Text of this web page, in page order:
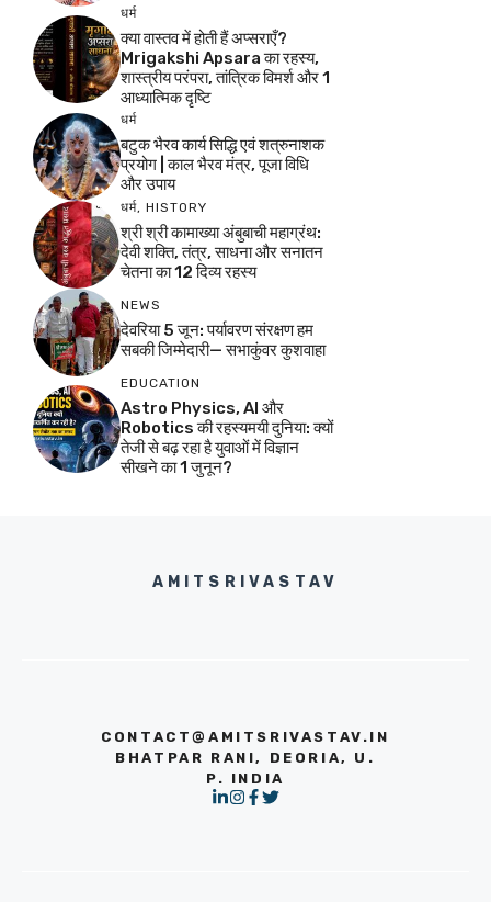
धर्म
क्या वास्तव में होती हैं अप्सराएँ?
Mrigakshi Apsara का रहस्य,
शास्त्रीय परंपरा, तांत्रिक विमर्श और 1
आध्यात्मिक दृष्टि
धर्म
बटुक भैरव कार्य सिद्धि एवं शत्रुनाशक
प्रयोग | काल भैरव मंत्र, पूजा विधि
और उपाय
धर्म, HISTORY
श्री श्री कामाख्या अंबुबाची महाग्रंथ:
देवी शक्ति, तंत्र, साधना और सनातन
चेतना का 12 दिव्य रहस्य
NEWS
देवरिया 5 जून: पर्यावरण संरक्षण हम
सबकी जिम्मेदारी— सभाकुंवर कुशवाहा
EDUCATION
Astro Physics, AI और
Robotics की रहस्यमयी दुनिया: क्यों
तेजी से बढ़ रहा है युवाओं में विज्ञान
सीखने का 1 जुनून?
AMITSRIVASTAV
CONTACT@AMITSRIVASTAV.IN
BHATPAR RANI, DEORIA, U.
P. INDIA